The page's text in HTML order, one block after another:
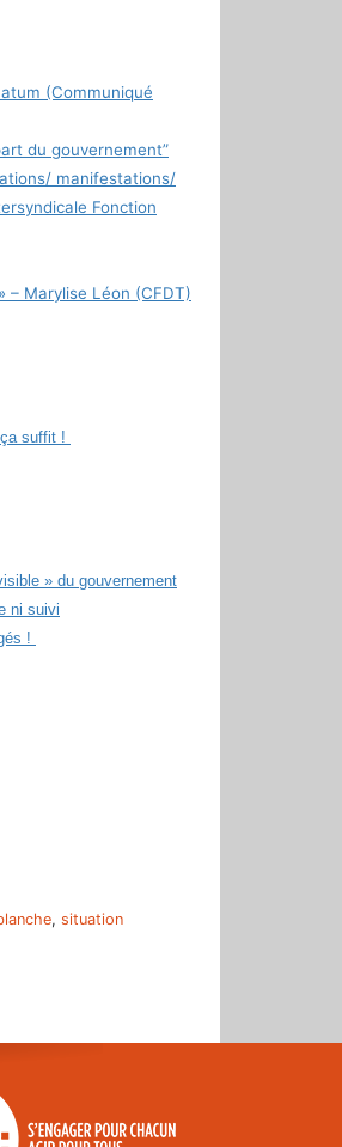
(Communiqué
du gouvernement”
manifestations/
Fonction
– Marylise Léon (CFDT)
suffit !
» du gouvernement
ni suivi
!
, situation